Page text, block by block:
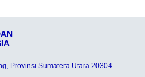
Provinsi Sumatera Utara 20304